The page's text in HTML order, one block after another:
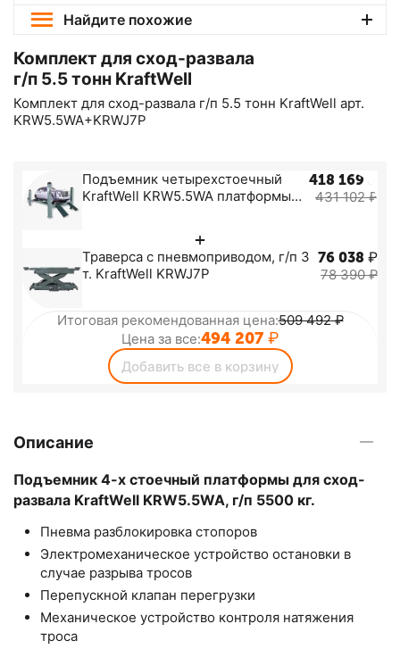
Найдите похожие
Комплект для сход-развала
г/п 5.5 тонн KraftWell
Комплект для сход-развала г/п 5.5 тонн KraftWell арт.
KRW5.5WA+KRWJ7P
Подъемник четырехстоечный
KraftWell KRW5.5WA платформы
418 169 ₽
431 102₽
+
Траверса с пневмоприводом, г/п 3
т. KraftWell KRWJ7P
76 038 ₽
78 390₽
Итоговая рекомендованная цена:509 492₽
Цена за все:494 207₽
Добавить все в корзину
Описание
Подъемник 4-х стоечный платформы для сход-
развала KraftWell KRW5.5WA, г/п 5500 кг.
Пневма разблокировка стопоров
Электромеханическое устройство остановки в
случае разрыва троcов
Перепускной клапан перегрузки
Механическое устройство контроля натяжения
троса